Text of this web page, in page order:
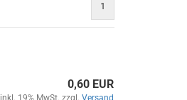
1
0,60 EUR
inkl. 19% MwSt. zzgl. Versand